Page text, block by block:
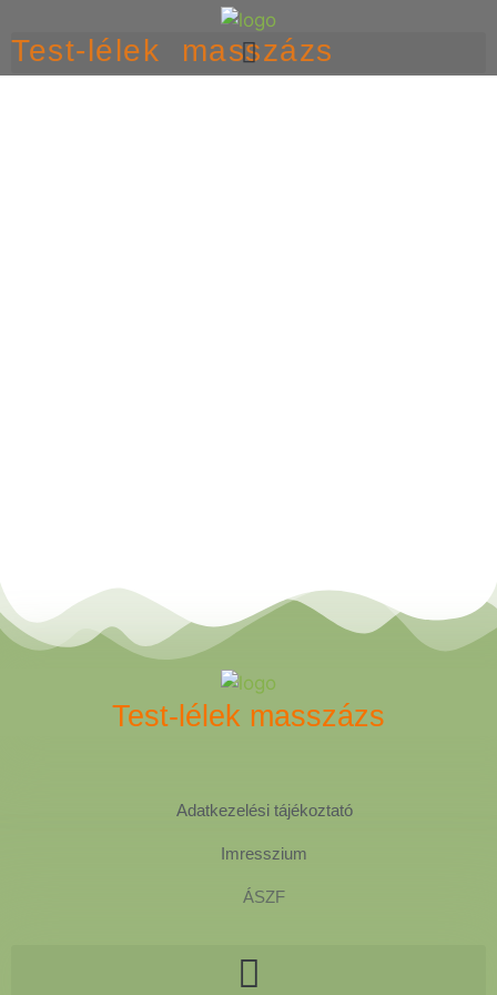
Test-lélek masszázs
Test-lélek masszázs
Adatkezelési tájékoztató
Imresszium
ÁSZF